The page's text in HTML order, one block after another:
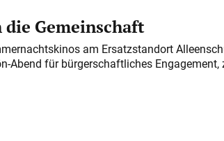
Gemeinschaft
am Ersatzstandort
Abend für bürgerschaftliches Engagement,